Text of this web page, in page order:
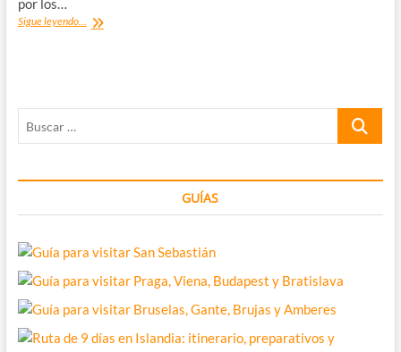
por los…
Sigue leyendo... De
Buscar
GUÍAS